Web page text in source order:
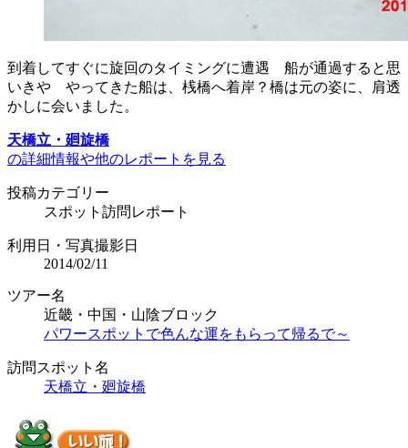
到着してすぐに旋回のタイミングに遭遇 船が通過すると思
いきや やってきた船は、桟橋へ着岸？橋は元の姿に、肩透
かしに会いました。
天橋立・廻旋橋
の詳細情報や他のレポートを見る
投稿カテゴリー
スポット訪問レポート
利用日・写真撮影日
2014/02/11
ツアー名
近畿・中国・山陰ブロック
パワースポットで色んな運をもらって帰るで～
訪問スポット名
天橋立・廻旋橋